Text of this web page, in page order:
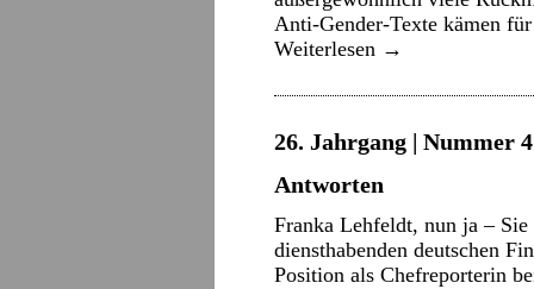
Anti-Gender-Texte kämen
Weiterlesen →
26. Jahrgang | Nummer
Antworten
Franka Lehfeldt, nun ja –
diensthabenden deutschen
Position als Chefreporterin